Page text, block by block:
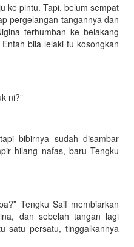
ke pintu. Tapi, belum sempat
pergelangan tangannya dan
terhumban ke belakang
bila lelaki tu kosongkan
ni?”
bibirnya sudah disambar
hilang nafas, baru Tengku
Tengku Saif membiarkan
dan sebelah tangan lagi
satu persatu, tinggalkannya